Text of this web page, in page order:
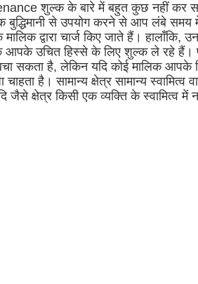
शुल्क के बारे में बहुत कुछ नहीं कर
बुद्धिमानी से उपयोग करने से आप लंबे
द्वारा चार्ज किए जाते हैं। हालाँकि,
उचित हिस्से के लिए शुल्क ले रहे हैं।
सकता है, लेकिन यदि कोई मालिक आपके
है। सामान्य क्षेत्र सामान्य स्वामित्व
जैसे क्षेत्र किसी एक व्यक्ति के स्वामित्व